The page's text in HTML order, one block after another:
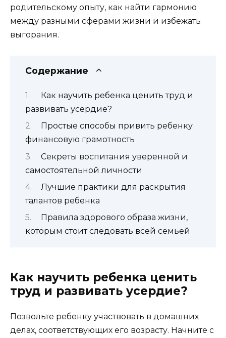
родительскому опыту, как найти гармонию
между разными сферами жизни и избежать
выгорания.
Содержание
Как научить ребенка ценить труд и
развивать усердие?
Простые способы привить ребенку
финансовую грамотность
Секреты воспитания уверенной и
самостоятельной личности
Лучшие практики для раскрытия
талантов ребенка
Правила здорового образа жизни,
которым стоит следовать всей семьей
Как научить ребенка ценить
труд и развивать усердие?
Позвольте ребенку участвовать в домашних
делах, соответствующих его возрасту. Начните с